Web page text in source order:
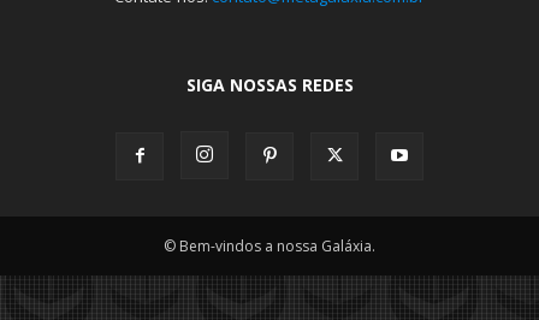
SIGA NOSSAS REDES
© Bem-vindos a nossa Galáxia.